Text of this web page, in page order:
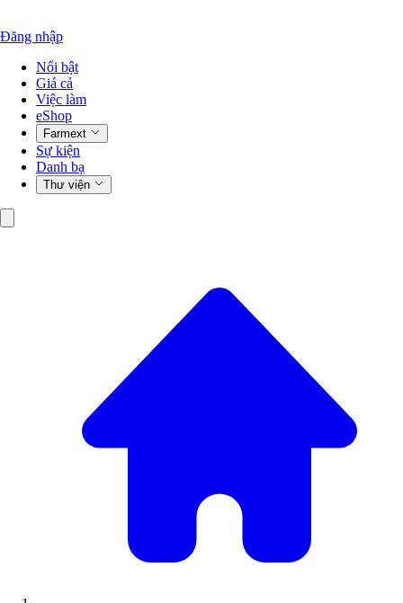
Đăng nhập
Nổi bật
Giá cả
Việc làm
eShop
Farmext
Sự kiện
Danh bạ
Thư viện